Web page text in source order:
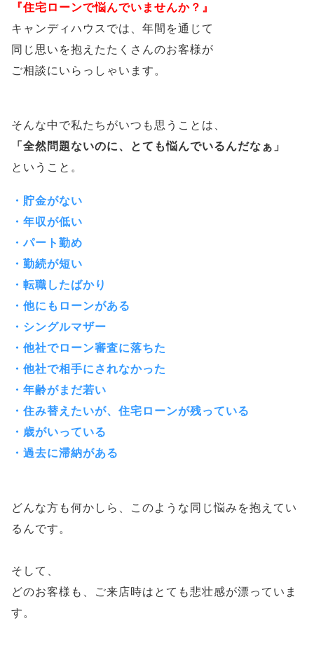
『住宅ローンで悩んでいませんか？』
キャンディハウスでは、年間を通じて
同じ思いを抱えたたくさんのお客様が
ご相談にいらっしゃいます。
そんな中で私たちがいつも思うことは、
「全然問題ないのに、とても悩んでいるんだなぁ」
ということ。
・貯金がない
・年収が低い
・パート勤め
・勤続が短い
・転職したばかり
・他にもローンがある
・シングルマザー
・他社でローン審査に落ちた
・他社で相手にされなかった
・年齢がまだ若い
・住み替えたいが、住宅ローンが残っている
・歳がいっている
・過去に滞納がある
どんな方も何かしら、このような同じ悩みを抱えてい
るんです。
そして、
どのお客様も、ご来店時はとても悲壮感が漂っていま
す。